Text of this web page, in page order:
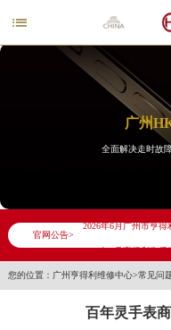

广州
全面解决走时故
官网公告>
2026年6月广州市亨得
2026年6月亨得利售
您的位置： 广州亨得利维修中心>常见问
百年灵手表